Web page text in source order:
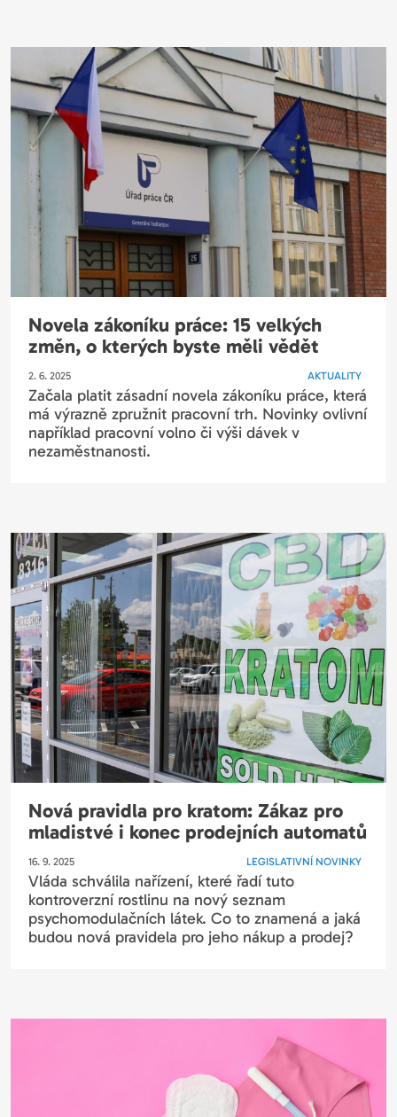
Novela zákoníku práce: 15 velkých
změn, o kterých byste měli vědět
2. 6. 2025 AKTUALITY
Začala platit zásadní novela zákoníku práce, která
má výrazně zpružnit pracovní trh. Novinky ovlivní
například pracovní volno či výši dávek v
nezaměstnanosti.
Nová pravidla pro kratom: Zákaz pro
mladistvé i konec prodejních automatů
16. 9. 2025 LEGISLATIVNÍ NOVINKY
Vláda schválila nařízení, které řadí tuto
kontroverzní rostlinu na nový seznam
psychomodulačních látek. Co to znamená a jaká
budou nová pravidela pro jeho nákup a prodej?